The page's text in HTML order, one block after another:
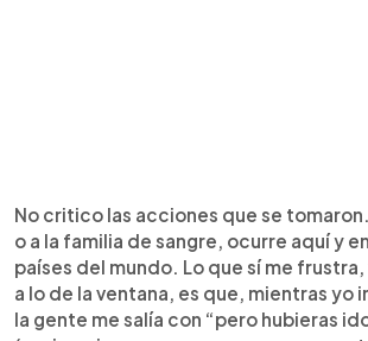
No critico las acciones que se
o a la familia de sangre, ocurre aquí y
países del mundo. Lo que sí me
a lo de la ventana, es que, mientras yo
la gente me salía con “pero hubieras